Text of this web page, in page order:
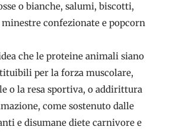
o bianche, salumi, biscotti,
minestre confezionate e popcorn
che le proteine animali siano
per la forza muscolare,
o la resa sportiva, o addirittura
come sostenuto dalle
e disumane diete carnivore e